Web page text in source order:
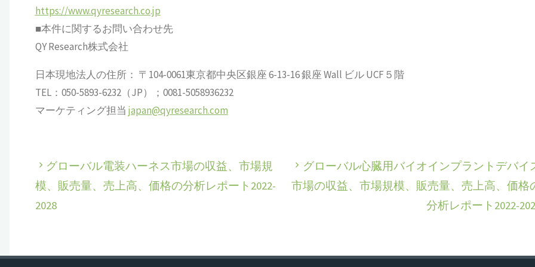
https://www.qyresearch.co.jp
■本件に関するお問い合わせ先
QY Research株式会社
日本現地法人の住所： 〒104-0061東京都中央区銀座 6-13-16 銀座 Wall ビル UCF５階
TEL：050-5893-6232（JP）；0081-5058936232
マーケティング担当 japan@qyresearch.com
グローバル電装ハーネス市場の収益、市場規
模、販売量、売上高、価格の分析レポート2022-
2028
グローバル心臓用バイオインプラントデバイ
市場の収益、市場規模、販売量、売上高、価格
分析レポート2022-